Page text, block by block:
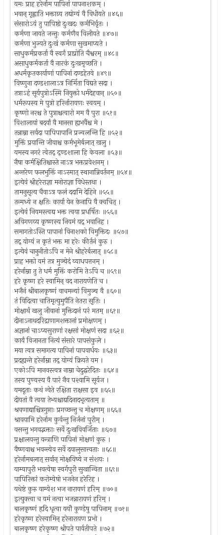
यमः प्राह हरेर्नाम पापिनां पापनाशकम् ।
भवान् गृह्णाति भक्ताग्र्य तद्योग्यं वै विधीयते ॥४६॥
संसारोऽयं तु पापिष्ठो दुःखदः कर्मभिर्वृतः ।
कर्मणा जायते जन्तुः कर्मणैव विलीयते ॥४७॥
कर्मणा भुज्यते दुःखं कर्मणा सुखमाप्यते ।
साधुकर्मप्रकर्ता वै स्वर्गं प्राप्नोति चैश्वरम् ॥४८॥
असाधुकर्मकर्ता वै नारकं दुःखमृच्छति ।
अधर्मकृतकार्याणां पापिनां दण्डहेतवे ॥४९॥
विष्णुना दण्डशालाऽत्र निर्मिता विद्यते सदा ।
तत्राऽहं सूर्यपुत्रोऽस्मि नियुक्तो धर्मदेहवान् ॥५०॥
धर्मरूपस्य मे पुत्रो हरिर्नारायणः स्वयम् ।
कृष्णो नरश्च ते पुत्राश्चत्वारो मम वै पुरा ॥५१॥
विशालायां बदर्यां वै मानसा ह्यभवैंश्च मे ।
तन्नाम्ना सर्वदा पापिपापानि प्रज्वलन्ति हि ॥५२॥
मुक्तिं प्रयान्ति जीवाश्च कर्मभूमेर्बलात् खलु ।
यमस्य नगरं त्वेतद् द्ण्डशाला हि केवला ॥५३॥
नैषा कर्मक्षितिश्चास्ते नाऽत्र भक्तप्रवेशनम् ।
अन्तरेण फलभुक्तिं नाऽस्मात् स्थानान्निवर्तनम् ॥५४॥
इत्येवं श्रीहरेराज्ञा मनोराज्ञा विधेस्तथा ।
तामनुसृत्य चैवाऽत्र फलं ददामि देहिने ॥५५॥
तन्मध्ये न क्षतिः कार्या येन केनापि वै क्वचित् ।
इत्येवं नियमस्त्वद्य भक्त त्वया प्रधर्षितः ॥५६॥
अविगणय्य कृष्णस्य नियमं यद् भवानिह ।
समागतोऽस्ति पापानां विनाशको विमुक्तिदः ॥५७॥
तद् योग्यं न कृतं भक्त मा हरेः कीर्तनं कुरु ।
इत्येवं चानुनीतोऽपि न मेने श्रीहरेर्बलात् ॥५८॥
प्राह भक्तो यमं तत्र मुञ्चेदं व्याधपत्तनम् ।
हरेर्नाम्ना तु ते धर्म मुक्तिं करोमि तेऽपि च ॥५९॥
हरे कृष्ण हरे स्वामिन् वद नारायणेति च ।
भजैनं श्रीबालकृष्णं वाचमन्यां विमुञ्च वै ॥६०॥
तं विदित्वा चातिमृत्युमुपैति नेतरा सृतिः ।
मोक्षार्थं खलु जीवानां मुक्तिदानं परं मतम् ॥६१॥
दीनाऽनाथदरिद्राणामशक्तानां प्रमोक्षणम् ।
अज्ञानां चाऽप्यसुराणां रक्षसां मोक्षणं सदा ॥६२॥
कार्यं विजानता नित्यं संसारे पापसंकुले ।
मया त्वत्र समागत्य पापिनां पापवार्धयः ॥६३॥
प्रदह्यन्ते हरेर्नाम्ना तद् योग्यं क्रियते यम ।
एकोऽपि मानवस्त्वत्र नाम्ना चेदुद्धरेदितः ॥६४॥
तस्य पुण्यस्य वै पारं नैव पश्यामि सूर्यज ।
यमदूताः कथं न्वेते रक्षिता राक्षसा इव ॥६५॥
दीयतां वै त्वया तेभ्यश्चाद्यदिनादभृत्यताम् ॥
श्रवणाद्याश्चित्रगुप्ताः प्रगच्छन्तु च मोक्षणम् ॥६६॥
श्रावयामि हरेर्नाम कुर्वन्तु निर्जनां पुरीम् ।
वसन्तु भगवद्भक्ताः सर्वे दुःखविवर्जिताः ॥६७॥
प्रक्षालयन्तु यन्त्राणि पापिनां मोक्षणं कुरु ।
वैष्णवाश्च भवन्त्येव सर्वे दयालुसात्त्वताः ॥६८॥
हरेर्नामबलात् सर्वान् मोक्षयिष्ये न संशयः ।
याम्यापुरी भवत्वेषा स्वर्गपुरी सुखान्विता ॥६९॥
पापिरिक्तां करोम्येषो भजनेन हरेरिह ।
यथेष्टं कुरु याम्येश भज नारायणं हरिम् ॥७०॥
इत्युक्त्वा च यमं नत्वा भजन्नारायणं हरिम् ।
बालकृष्णं हृदि धृत्वा ययौ कुण्डेषु पापिनाम् ॥७१॥
हरेकृष्ण हरेस्वामिन् हरेनारायण प्रभो ।
बालकृष्ण हरेकृष्ण श्रीपते पार्वतीपते ॥७२॥